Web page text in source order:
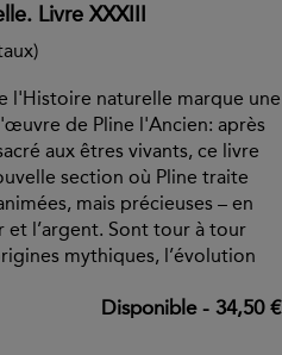
Livre XXXIII
l'Histoire naturelle marque une
de Pline l'Ancien: après
aux êtres vivants, ce livre
section où Pline traite
mais précieuses – en
et l’argent. Sont tour à tour
mythiques, l’évolution
Disponible- 34,50 €